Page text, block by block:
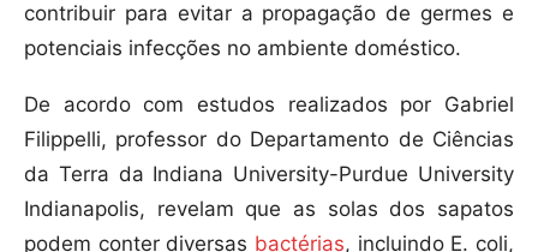
contribuir para evitar a propagação de germes e
potenciais infecções no ambiente doméstico.
De acordo com estudos realizados por Gabriel
Filippelli, professor do Departamento de Ciências
da Terra da Indiana University-Purdue University
Indianapolis, revelam que as solas dos sapatos
podem conter diversas bactérias, incluindo E. coli,